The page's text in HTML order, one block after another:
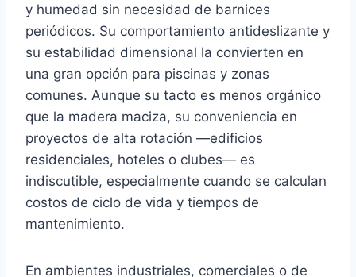
y humedad sin necesidad de barnices
periódicos. Su comportamiento antideslizante y
su estabilidad dimensional la convierten en
una gran opción para piscinas y zonas
comunes. Aunque su tacto es menos orgánico
que la madera maciza, su conveniencia en
proyectos de alta rotación —edificios
residenciales, hoteles o clubes— es
indiscutible, especialmente cuando se calculan
costos de ciclo de vida y tiempos de
mantenimiento.
En ambientes industriales, comerciales o de